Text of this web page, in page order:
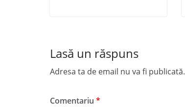
Lasă un răspuns
Adresa ta de email nu va fi publicată.
Comentariu *